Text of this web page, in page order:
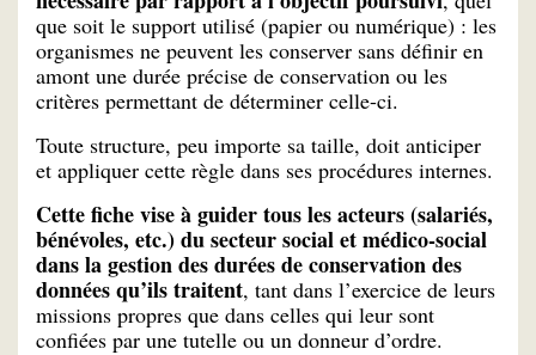
que soit le support utilisé (papier ou numérique) : les
organismes ne peuvent les conserver sans définir en
amont une durée précise de conservation ou les
critères permettant de déterminer celle-ci.
Toute structure, peu importe sa taille, doit anticiper
et appliquer cette règle dans ses procédures internes.
Cette fiche vise à guider tous les acteurs (salariés,
bénévoles, etc.) du secteur social et médico-social
dans la gestion des durées de conservation des
données qu’ils traitent, tant dans l’exercice de leurs
missions propres que dans celles qui leur sont
confiées par une tutelle ou un donneur d’ordre.